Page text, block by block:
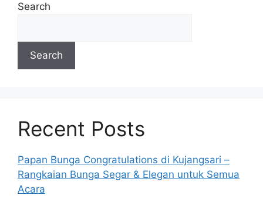
Search
Search
Recent Posts
Papan Bunga Congratulations di Kujangsari –
Rangkaian Bunga Segar & Elegan untuk Semua
Acara